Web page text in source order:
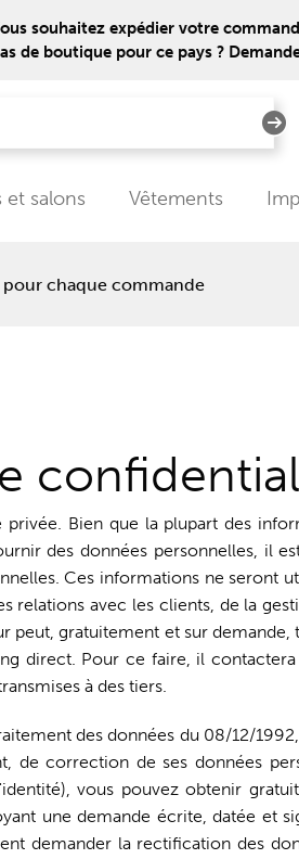
souhaitez expédier votre
de boutique pour ce pays ?
et salons Vêtements
pour chaque commande
Bien que la plupart des
des données personnelles, il
Ces informations ne seront
relations avec les clients, de la
peut, gratuitement et sur
direct. Pour ce faire, il
à des tiers.
des données du 08/12/
de correction de ses données
vous pouvez obtenir
une demande écrite, datée et
demander la rectification des